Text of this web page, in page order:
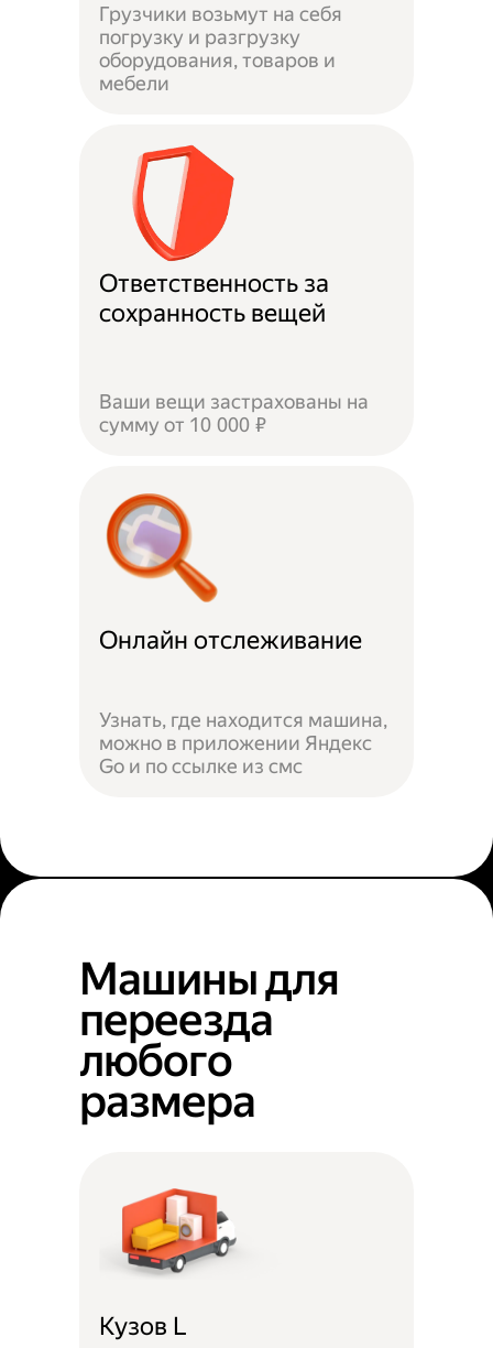
Грузчики возьмут на себя
погрузку и разгрузку
оборудования, товаров и
мебели
Ответственность за
сохранность вещей
Ваши вещи застрахованы на
сумму от 10 000 ₽
Онлайн отслеживание
Узнать, где находится машина,
можно в приложении Яндекс
Go и по ссылке из смс
Машины для
переезда
любого
размера
Кузов L